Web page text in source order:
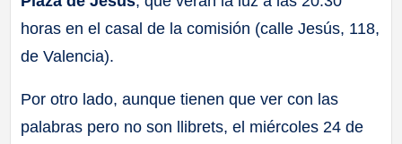
horas en el casal de la comisión (calle Jesús, 118,
de Valencia).
Por otro lado, aunque tienen que ver con las
palabras pero no son llibrets, el miércoles 24 de